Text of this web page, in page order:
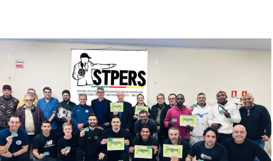
CORRE CANOAS
CORRIDA ESPORTE
A SEGUIR UP
Sesc Azenha e Batalhão da Polícia Militar realizam 1ª
edição da Corrida do BPM, em Canoas
NÃO SE ESQUEÇA
Quadra coberta da União dos Operários será reformada
com investimento de mais de R$ 400 mil